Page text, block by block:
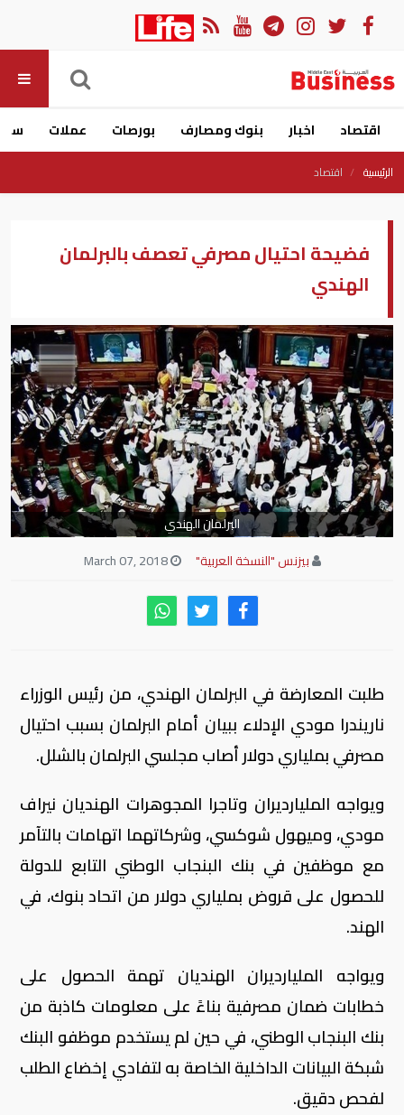
اقتصاد اخبار بنوك ومصارف بورصات عملات
الرئيسية اقتصاد
فضيحة احتيال مصرفي تعصف بالبرلمان
الهندي
البرلمان الهندي
بيزنس "النسخة العربية"
March 07, 2018
طلبت المعارضة في البرلمان الهندي، من رئيس الوزراء
ناريندرا مودي الإدلاء ببيان أمام البرلمان بسبب احتيال
مصرفي بملياري دولار أصاب مجلسي البرلمان بالشلل.
ويواجه المليارديران وتاجرا المجوهرات الهنديان نيراف
مودي، وميهول شوكسي، وشركاتهما اتهامات بالتآمر
مع موظفين في بنك البنجاب الوطني التابع للدولة
للحصول على قروض بملياري دولار من اتحاد بنوك، في
الهند.
ويواجه المليارديران الهنديان تهمة الحصول على
خطابات ضمان مصرفية بناءً على معلومات كاذبة من
بنك البنجاب الوطني، في حين لم يستخدم موظفو البنك
شبكة البيانات الداخلية الخاصة به لتفادي إخضاع الطلب
لفحص دقيق.